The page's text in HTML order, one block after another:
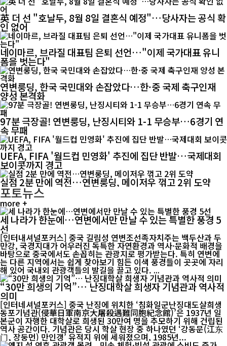
英 더 선 "호날두, 8월 8일 결혼식 예정"…당사자는 공식 확
인 없어
네이마르, 브라질 대표팀 은퇴 선언…"이제 국가대표 유니
폼을 벗는다"
연변룽딩, 한국 국민대와 손잡았다…한·중 국제 축구인재
양성 본격화
97분 극장골! 연변룽딩, 난징시티와 1-1 무승부…6경기 연
속 무패
UEFA, FIFA '월드컵 민영화' 추진에 집단 반발…국제대회
보이콧까지 경고
실점 2분 만에 역전…연변룽딩, 메이저우 꺾고 2위 도약
포토뉴스
more +
세 나라가 한눈에…연변에서만 만날 수 있는 특별한 풍경 5
선
[인터내셔널포커스] 중국 길림성 연변조선족자치주는 백두산과 두
만강, 국경지대가 어우러진 독특한 자연환경과 역사·문화적 배경을
바탕으로 중국에서도 손꼽히는 관광지로 평가받는다. 특히 연변에
는 다른 지역에서는 쉽게 찾아보기 힘든 이색 풍경들이 곳곳에 자리
해 있어 국내외 관광객들의 발길을 끌고 있다. ...
“30만 희생의 기억”… 난징대학살 희생자 기념관과 역사적
의미
[인터네셔널포커스] 중국 난징에 위치한 ‘침화일군난징대도살희생
동포기념관(侵華日軍南京大屠殺遇難同胞紀念館)’은 1937년 일
본군이 자행한 대학살로 희생된 30만여 명을 추모하기 위해 건립된
역사 공간이다. 기념관은 당시 학살 현장 중 하나였던 ‘강동문(江东
门, 장둥먼) 만인갱’ 유적지 위에 세워졌으며, 1985년...